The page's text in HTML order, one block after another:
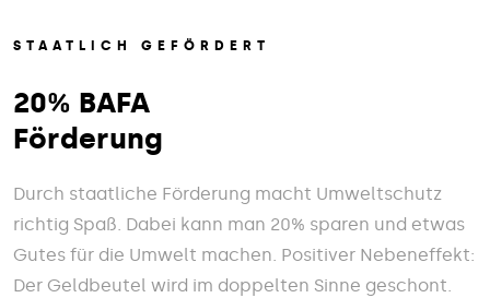
STAATLICH GEFÖRDERT
20% BAFA
Förderung
Durch staatliche Förderung macht Umweltschutz
richtig Spaß. Dabei kann man 20% sparen und etwas
Gutes für die Umwelt machen. Positiver Nebeneffekt:
Der Geldbeutel wird im doppelten Sinne geschont.